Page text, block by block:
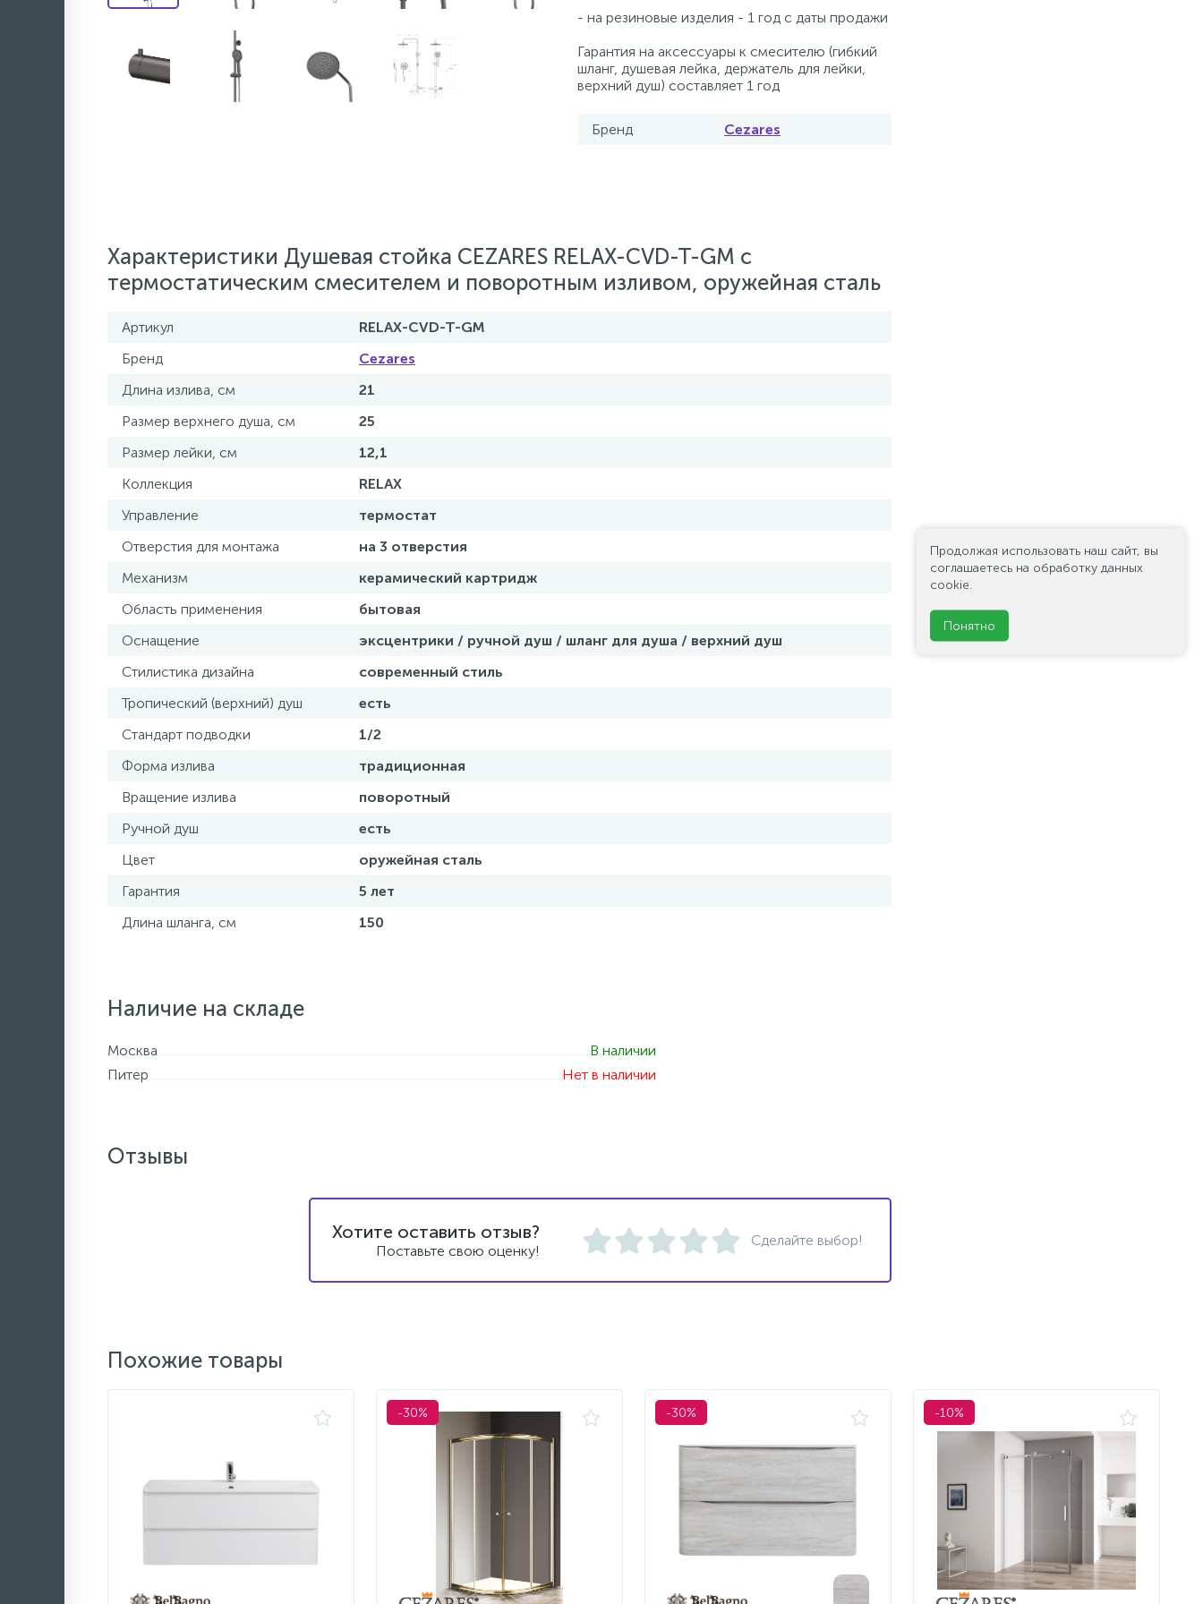
- на резиновые изделия - 1 год с даты продажи
Гарантия на аксессуары к смесителю (гибкий
шланг, душевая лейка, держатель для лейки,
верхний душ) составляет 1 год
Бренд Cezares
Характеристики Душевая стойка CEZARES RELAX-CVD-T-GM с
термостатическим смесителем и поворотным изливом, оружейная сталь
Артикул
RELAX-CVD-T-GM
Бренд
Cezares
Длина излива, см
21
Размер верхнего душа, см
25
Размер лейки, см
12,1
Коллекция
RELAX
Управление
термостат
Отверстия для монтажа
на 3 отверстия
Механизм
керамический картридж
Область применения
бытовая
Оснащение
эксцентрики / ручной душ / шланг для душа / верхний душ
Стилистика дизайна
современный стиль
Тропический (верхний) душ
есть
Стандарт подводки
1/2
Форма излива
традиционная
Вращение излива
поворотный
Ручной душ
есть
Цвет
оружейная сталь
Гарантия
5 лет
Длина шланга, см
150
Наличие на складе
Москва
В наличии
Питер
Нет в наличии
Отзывы
Хотите оставить отзыв?
Поставьте свою оценку!
Сделайте выбор!
Похожие товары
-30% -30% -10%
Продолжая использовать наш сайт, вы
соглашаетесь на обработку данных
cookie.
Понятно